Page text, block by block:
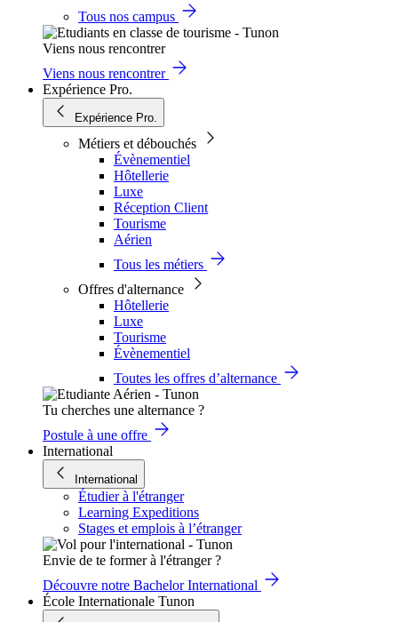
Tous nos campus
Viens nous rencontrer
Viens nous rencontrer
Expérience Pro.
Expérience Pro.
Métiers et débouchés
Évènementiel
Hôtellerie
Luxe
Réception Client
Tourisme
Aérien
Tous les métiers
Offres d'alternance
Hôtellerie
Luxe
Tourisme
Évènementiel
Toutes les offres d’alternance
Tu cherches une alternance ?
Postule à une offre
International
International
Étudier à l'étranger
Learning Expeditions
Stages et emplois à l’étranger
Envie de te former à l'étranger ?
Découvre notre Bachelor International
École Internationale Tunon